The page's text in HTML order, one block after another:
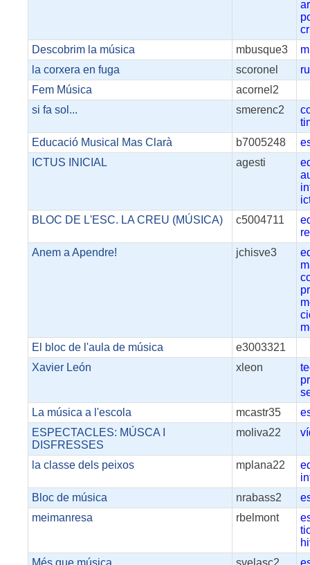
Descobrim la música
mbusque3
la corxera en fuga
scoronel
Fem Música
acornel2
si fa sol...
smerenc2
Educació Musical Mas Clarà
b7005248
ICTUS INICIAL
agesti
BLOC DE L'ESC. LA CREU (MÚSICA)
c5004711
Anem a Apendre!
jchisve3
El bloc de l'aula de música
e3003321
Xavier León
xleon
La música a l'escola
mcastr35
ESPECTACLES: MÚSCA I
DISFRESSES
moliva22
la classe dels peixos mplana22
Bloc de música
nrabass2
meimanresa
rbelmont